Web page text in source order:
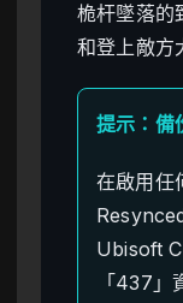
桅杆墜落的
和登上敵方
提示：備
在啟用任
Ubisoft
「437